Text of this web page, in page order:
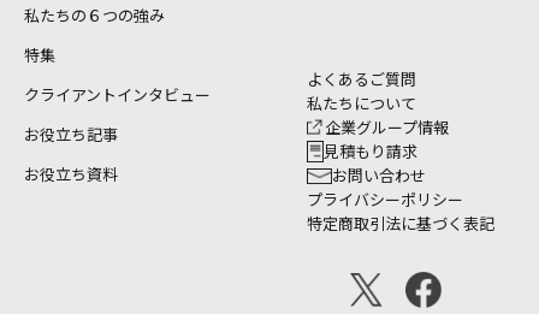
私たちの６つの強み
特集
クライアントインタビュー
お役立ち記事
お役立ち資料
よくあるご質問
私たちについて
企業グループ情報
見積もり請求
お問い合わせ
プライバシーポリシー
特定商取引法に基づく表記